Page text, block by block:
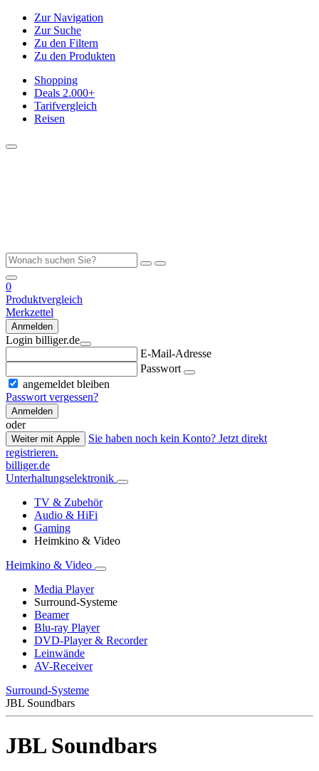
Zur Navigation
Zur Suche
Zu den Filtern
Zu den Produkten
Shopping
Deals 2.000+
Tarifvergleich
Reisen
0
Produktvergleich
Merkzettel
Anmelden
Login billiger.de
E-Mail-Adresse
Passwort
angemeldet bleiben
Passwort vergessen?
Anmelden
oder
Weiter mit Apple
Sie haben noch kein Konto? Jetzt direkt
registrieren.
billiger.de
Unterhaltungselektronik
TV & Zubehör
Audio & HiFi
Gaming
Heimkino & Video
Heimkino & Video
Media Player
Surround-Systeme
Beamer
Blu-ray Player
DVD-Player & Recorder
Leinwände
AV-Receiver
Surround-Systeme
JBL Soundbars
JBL Soundbars